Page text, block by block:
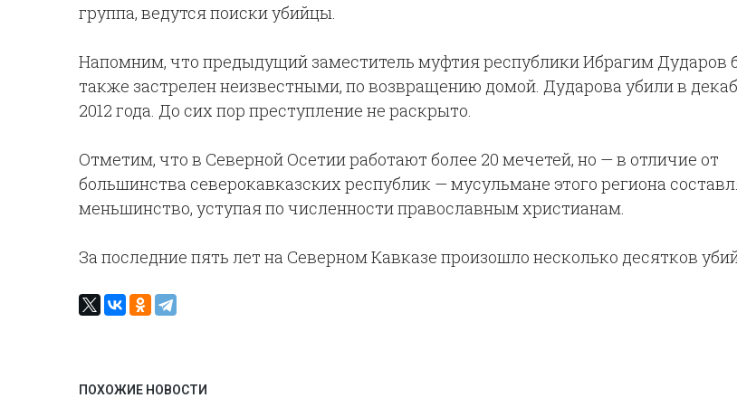
группа, ведутся поиски убийцы.
Напомним, что предыдущий заместитель муфтия республики Ибрагим Дударов
также застрелен неизвестными, по возвращению домой. Дударова убили в
2012 года. До сих пор преступление не раскрыто.
Отметим, что в Северной Осетии работают более 20 мечетей, но — в отличие от
большинства северокавказских республик — мусульмане этого региона
меньшинство, уступая по численности православным христианам.
За последние пять лет на Северном Кавказе произошло несколько десятков
ПОХОЖИЕ НОВОСТИ